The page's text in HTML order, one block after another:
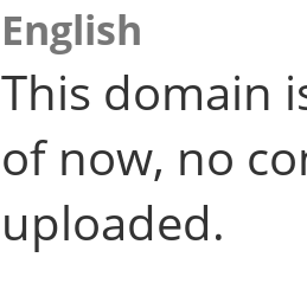
English
This domain
of now, no
uploaded.